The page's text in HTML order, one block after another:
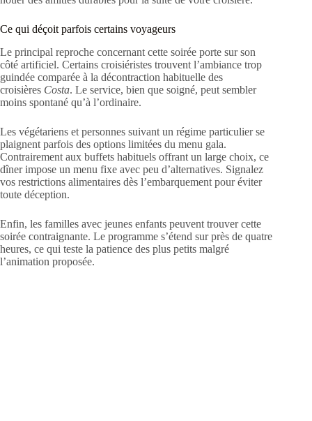
Ce qui déçoit parfois certains voyageurs
Le principal reproche concernant cette soirée porte sur son
côté artificiel. Certains croisiéristes trouvent l’ambiance trop
guindée comparée à la décontraction habituelle des
croisières Costa. Le service, bien que soigné, peut sembler
moins spontané qu’à l’ordinaire.
Les végétariens et personnes suivant un régime particulier se
plaignent parfois des options limitées du menu gala.
Contrairement aux buffets habituels offrant un large choix, ce
dîner impose un menu fixe avec peu d’alternatives. Signalez
vos restrictions alimentaires dès l’embarquement pour éviter
toute déception.
Enfin, les familles avec jeunes enfants peuvent trouver cette
soirée contraignante. Le programme s’étend sur près de quatre
heures, ce qui teste la patience des plus petits malgré
l’animation proposée.